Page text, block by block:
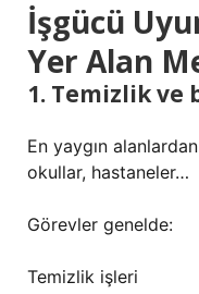
İşgücü
Yer Alan
1. Temizlik ve
En yaygın
okullar, hastaneler…
Görevler genelde:
Temizlik işleri